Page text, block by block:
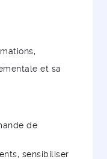
et sa
de
sensibiliser